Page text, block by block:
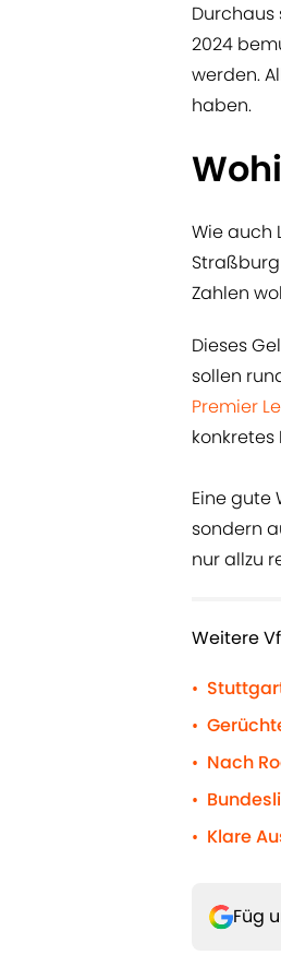
Durchaus
2024
werden.
haben.
Wie auch
Zahlen
Dieses
sollen
Premier
konkretes
Eine gute
sondern
nur allzu
Weitere
•
•
• Nach
•
• Klare
Füg